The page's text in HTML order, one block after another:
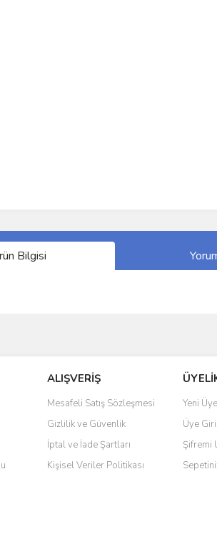
Bilgisi
bozuk veya görüntülenemiyor.
eksik bilgiler bulunuyor.
hatalar bulunuyor.
sitelerden daha pahalı.
farklı alternatifler olmalı.
ALIŞVERİŞ
Mesafeli Satış Sözleşmesi
Gizlilik ve Güvenlik
İptal ve İade Şartları
Kişisel Veriler Politikası
Yeni
Üye
Şifremi